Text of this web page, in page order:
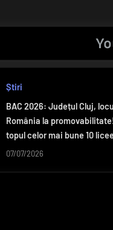
Știri
BAC 2026: Județul Cluj,
România la
topul celor mai bune 10
07/07/2026